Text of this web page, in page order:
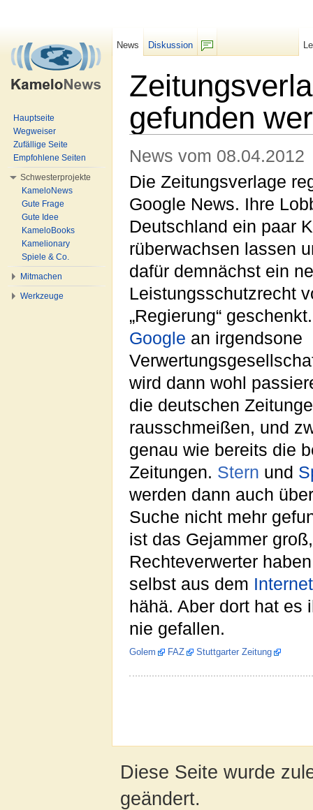
gefunden
News vom 08.04.2012
Die Zeitungsverlage
Google News. Ihre
Deutschland ein paar
rüberwachsen lassen
dafür demnächst ein
Leistungsschutzrecht
„Regierung“
Google an irgendsone
wird dann wohl
die deutschen
rausschmeißen, und
genau wie bereits die
Zeitungen. Stern und
werden dann auch
Suche nicht mehr
ist das Gejammer
Rechteverwerter
selbst aus dem Internet
hähä. Aber dort hat es
nie gefallen.
Golem FAZ Stuttgarter Zeitung
News
Diskussion
Hauptseite
Wegweiser
Zufällige Seite
Empfohlene Seiten
Schwesterprojekte
KameloNews
Gute Frage
Gute Idee
KameloBooks
Kamelionary
Spiele & Co.
Mitmachen
Werkzeuge
Diese Seite wurde
geändert.